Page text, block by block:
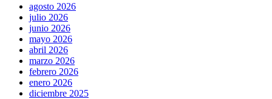
agosto 2026
julio 2026
junio 2026
mayo 2026
abril 2026
marzo 2026
febrero 2026
enero 2026
diciembre 2025